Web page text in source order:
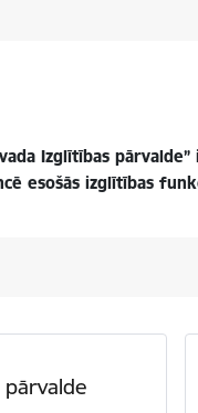
Izglītības
esošās izglītības
pārvalde